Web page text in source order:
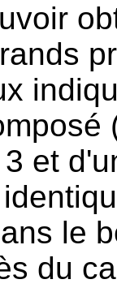
et
le
du